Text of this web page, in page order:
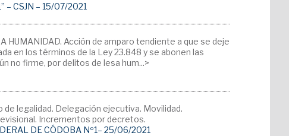
– CSJN – 15/07/2021
HUMANIDAD. Acción de amparo tendiente a que se deje
en los términos de la Ley 23.848 y se abonen las
no firme, por delitos de lesa hum...>
de legalidad. Delegación ejecutiva. Movilidad.
Incrementos por decretos.
DE CÓDOBA Nº1– 25/06/2021